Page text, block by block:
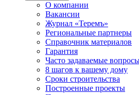
О компании
Вакансии
Журнал «Теремъ»
Региональные партнеры
Справочник материалов
Гарантия
Часто задаваемые
8 шагов к вашему дому
Сроки строительства
Построенные проекты